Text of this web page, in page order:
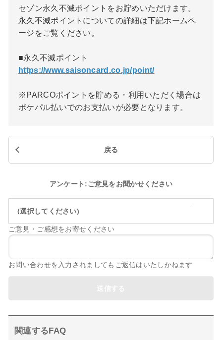
セゾン永久不滅ポイントをお貯めいただけます。
永久不滅ポイントについての詳細は下記ホームペ
ージをご覧ください。
■永久不滅ポイント
https://www.saisoncard.co.jp/point/
※PARCOポイントを貯める・利用いただく場合は
ポケパル払いでのお支払いが必要となります。
戻る
アンケート:ご意見をお聞かせください
(選択してください)
ご意見・ご感想をお寄せください
お問い合わせを入力されましてもご返信はいたしかねます
関連するFAQ